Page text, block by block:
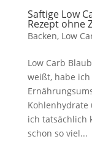
Saftige Low
Rezept ohne
Backen, Low
Low Carb
weißt, habe
Kohlenhydrate
ich tatsächlich
schon so viel...